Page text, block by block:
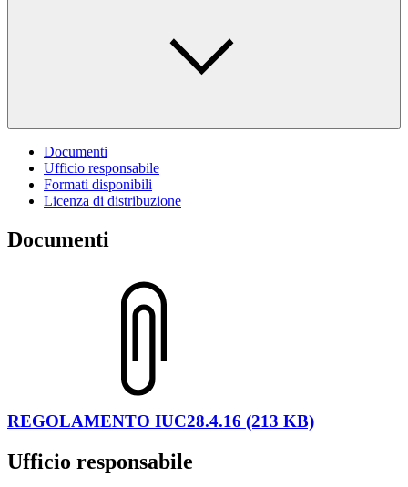
Documenti
Ufficio responsabile
Formati disponibili
Licenza di distribuzione
Documenti
REGOLAMENTO IUC28.4.16 (213 KB)
Ufficio responsabile